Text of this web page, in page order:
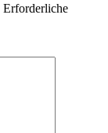
Erforderliche